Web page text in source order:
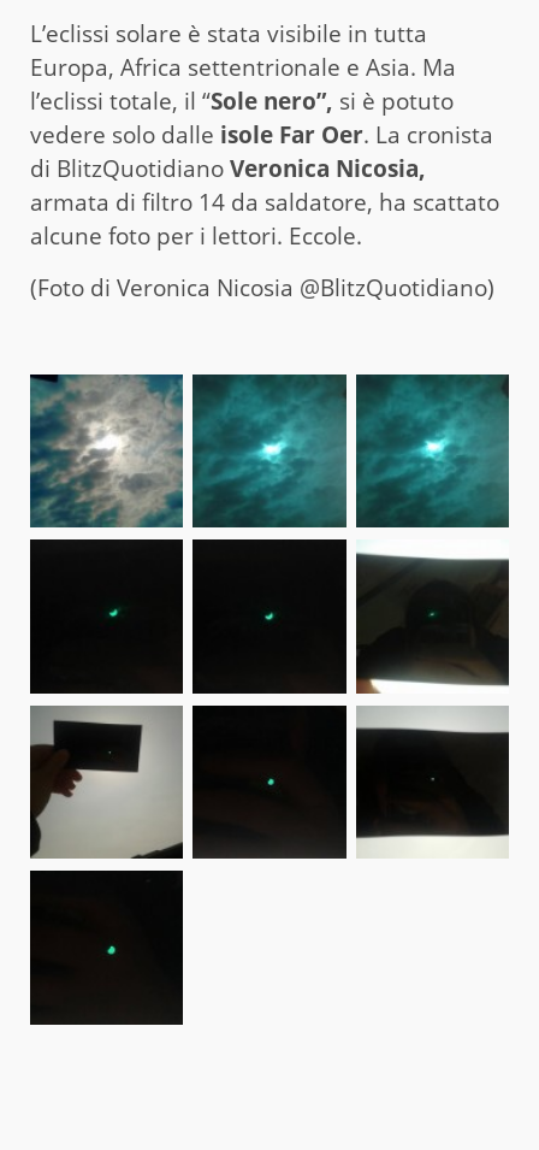
L’eclissi solare è stata visibile in tutta
Europa, Africa settentrionale e Asia. Ma
l’eclissi totale, il “Sole nero”, si è potuto
vedere solo dalle isole Far Oer. La cronista
di BlitzQuotidianoVeronica Nicosia,
armata di filtro 14 da saldatore, ha scattato
alcune foto per i lettori. Eccole.
(Foto di Veronica Nicosia @BlitzQuotidiano)